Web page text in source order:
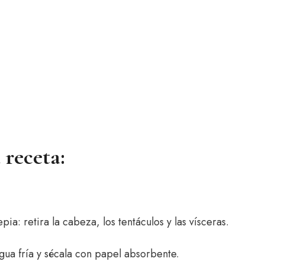
receta:
retira la cabeza, los tentáculos y las vísceras.
fría y sécala con papel absorbente.